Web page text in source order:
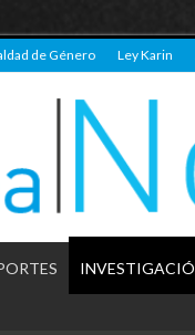
de Género Ley Karin